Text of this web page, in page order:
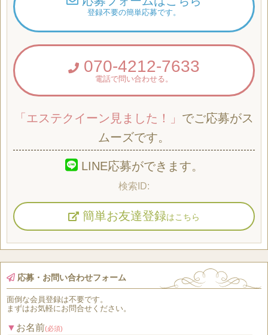
登録不要の簡単応募です。
070-4212-7633
電話で問い合わせる。
「エステクイーン見ました！」 でご応募がス
ムーズです。
LINE応募ができます。
簡単お友達登録はこちら
応募・お問い合わせフォーム
面倒な会員登録は不要です。
まずはお気軽にお問合せください。
お名前(必須)